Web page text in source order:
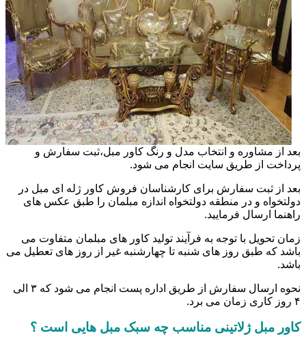
بعد از مشاوره و انتخاب مدل و رنگ کاور مبل،ثبت سفارش و
پرداخت از طریق سایت انجام می شود.
بعد از ثبت سفارش برای کارشناسان فروش کاور ژله ای مبل در
دولتخواه و در منطقه دولتخواه اندازه مبلمان را طبق عکس های
راهنما ارسال فرمایید.
زمان تحویل با توجه به فرآیند تولید کاور های مبلمان متفاوت می
باشد که طبق روز های شنبه تا چهارشنبه غیر از روز های تعطیل می
باشد.
نحوه ارسال سفارش از طریق اداره پست انجام می شود که ۳ الی
۴ روز کاری زمان می برد.
کاور مبل ژلاتینی مناسب چه سبک مبل هایی است ؟